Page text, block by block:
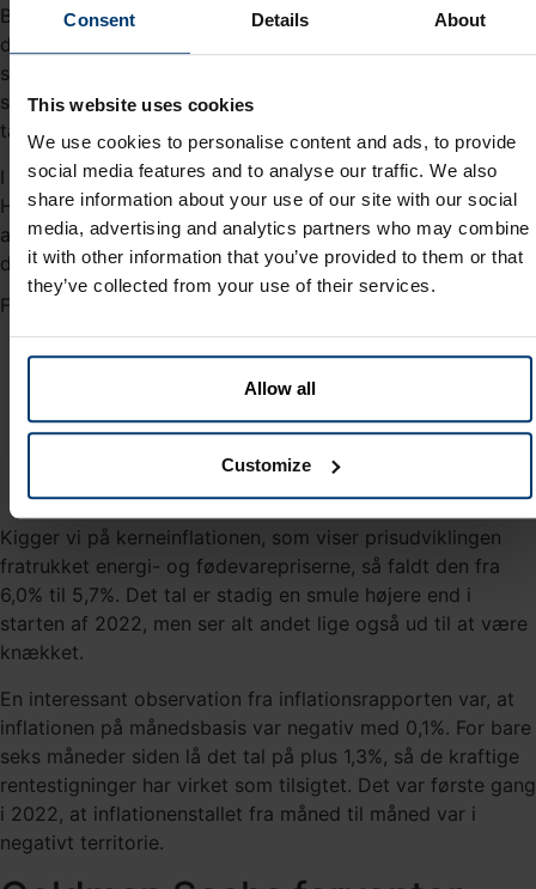
Consent Details About
This website uses cookies
We use cookies to personalise content and ads, to provide
social media features and to analyse our traffic. We also
share information about your use of our site with our social
media, advertising and analytics partners who may combine
it with other information that you’ve provided to them or that
they’ve collected from your use of their services.
Allow all
Customize
Bureau of Labor Statistics. De viste, at inflationen for
december var 6,5%, hvis man måler prisudvikling over de
seneste tolv måneder. Det var stort set som forventet og
samtidig markant lavere end for en måned siden, hvor
tallet lå på 7,1%.
I figur 1 herunder har vi vist inflationstallene for hele 2022.
Her kan man se, at inflationen toppede med 9,1% i juni og
at den siden er faldet med hele 260 basispoint til 6,5% i
december, som samtidig var årets laveste.
Figur 1 - Amerikanske inflationstal for 2022
Kigger vi på kerneinflationen, som viser prisudviklingen
fratrukket energi- og fødevarepriserne, så faldt den fra
6,0% til 5,7%. Det tal er stadig en smule højere end i
starten af 2022, men ser alt andet lige også ud til at være
knækket.
En interessant observation fra inflationsrapporten var, at
inflationen på månedsbasis var negativ med 0,1%. For bare
seks måneder siden lå det tal på plus 1,3%, så de kraftige
rentestigninger har virket som tilsigtet. Det var første gang
i 2022, at inflationenstallet fra måned til måned var i
negativt territorie.